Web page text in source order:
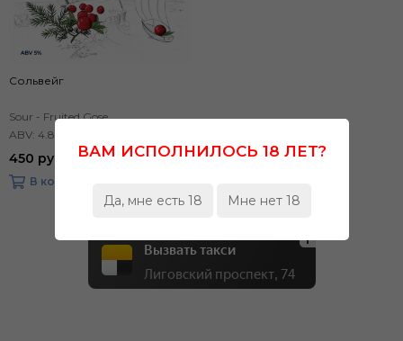
Сольвейг
Sour - Fruited Gose
ABV: 4.8 %
450 руб за 0.4л
В корзину
Вызвать такси
Лиговский проспект, 74
ВАМ ИСПОЛНИЛОСЬ 18 ЛЕТ?
Да, мне есть 18 Мне нет 18